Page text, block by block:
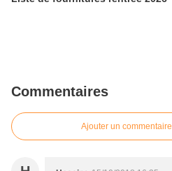
Commentaires
Ajouter un commentaire